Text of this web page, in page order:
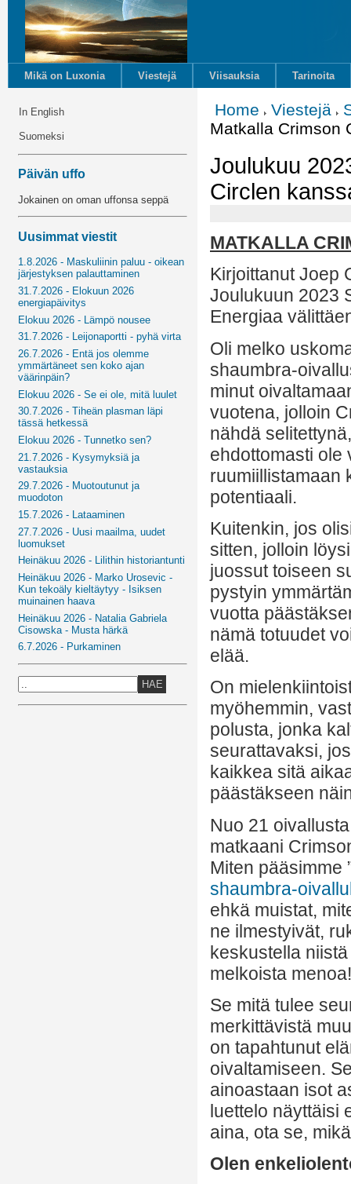
Mikä on Luxonia Viestejä Viisauksia Tarinoita
In English
Suomeksi
Päivän uffo
Jokainen on oman uffonsa seppä
Uusimmat viestit
1.8.2026 - Maskuliinin paluu - oikean
järjestyksen palauttaminen
31.7.2026 - Elokuun 2026
energiapäivitys
Elokuu 2026 - Lämpö nousee
31.7.2026 - Leijonaportti - pyhä virta
26.7.2026 - Entä jos olemme
ymmärtäneet sen koko ajan
väärinpäin?
Elokuu 2026 - Se ei ole, mitä luulet
30.7.2026 - Tiheän plasman läpi
tässä hetkessä
Elokuu 2026 - Tunnetko sen?
21.7.2026 - Kysymyksiä ja
vastauksia
29.7.2026 - Muotoutunut ja
muodoton
15.7.2026 - Lataaminen
27.7.2026 - Uusi maailma, uudet
luomukset
Heinäkuu 2026 - Lilithin historiantunti
Heinäkuu 2026 - Marko Urosevic -
Kun tekoäly kieltäytyy - Isiksen
muinainen haava
Heinäkuu 2026 - Natalia Gabriela
Cisowska - Musta härkä
6.7.2026 - Purkaminen
HAE
Home Viestejä
Matkalla Crimson
Joulukuu
Circlen
MATKALLA
Kirjoittanut Joep
Joulukuun 2023
Energiaa
Oli melko
shaumbra-
minut
vuotena, jolloin
nähdä
ehdottomasti ole
ruumiillistamaan
potentiaali.
Kuitenkin, jos
sitten, jolloin
juossut toiseen
pystyin
vuotta
nämä totuudet
elää.
On
myöhemmin,
polusta, jonka
seurattavaksi,
kaikkea sitä
päästäkseen
Nuo 21
matkaani
Miten pääsimme
shaumbra-
ehkä muistat,
ne ilmestyivät,
keskustella
melkoista menoa!
Se mitä tulee
merkittävistä
on tapahtunut
oivaltamiseen.
ainoastaan isot
luettelo näyttäisi
aina, ota se,
Olen